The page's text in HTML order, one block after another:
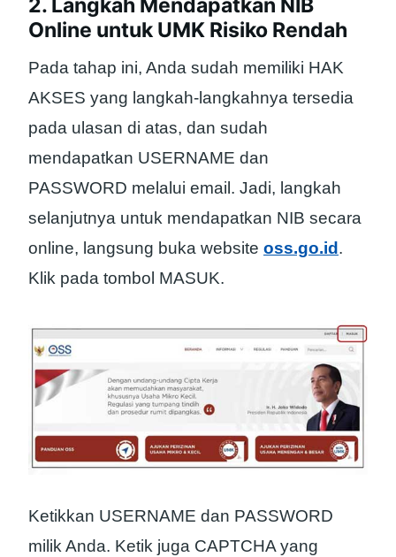
2. Langkah Mendapatkan NIB
Online untuk UMK Risiko Rendah
Pada tahap ini, Anda sudah memiliki HAK
AKSES yang langkah-langkahnya tersedia
pada ulasan di atas, dan sudah
mendapatkan USERNAME dan
PASSWORD melalui email. Jadi, langkah
selanjutnya untuk mendapatkan NIB secara
online, langsung buka website oss.go.id.
Klik pada tombol MASUK.
Ketikkan USERNAME dan PASSWORD
milik Anda. Ketik juga CAPTCHA yang